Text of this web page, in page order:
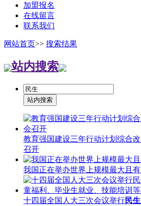
加盟报名
在线留言
联系我们
网站首页>> 搜索结果
站内搜索
教育强国建设三年行动计划综合
召开
我国正在举办世界上规模最大且
十四届全国人大三次会议举行民生